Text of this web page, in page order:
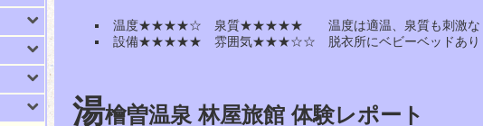
温度★★★★☆ 泉質★★★★★ 温度は適温、泉質も刺激な
設備★★★★★ 雰囲気★★★☆☆ 脱衣所にベビーベッドあり
湯檜曽温泉 林屋旅館 体験レポート